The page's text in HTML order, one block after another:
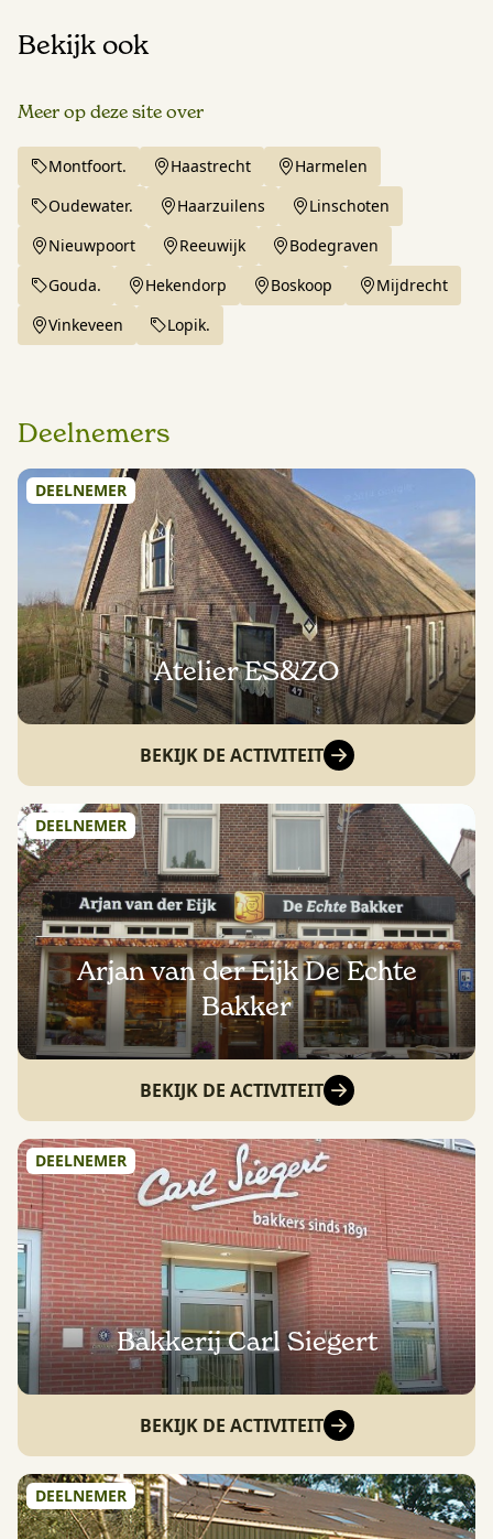
Bekijk ook
Meer op deze site over
Montfoort. Haastrecht
Harmelen
Oudewater.
Haarzuilens
Linschoten
Nieuwpoort
Reeuwijk
Bodegraven
Gouda.
Hekendorp Boskoop
Mijdrecht
Vinkeveen
Lopik.
Deelnemers
DEELNEMER
Atelier ES&ZO
BEKIJK DE ACTIVITEIT
DEELNEMER
Arjan van der Eijk De Echte
Bakker
BEKIJK DE ACTIVITEIT
DEELNEMER
Bakkerij Carl Siegert
BEKIJK DE ACTIVITEIT
DEELNEMER